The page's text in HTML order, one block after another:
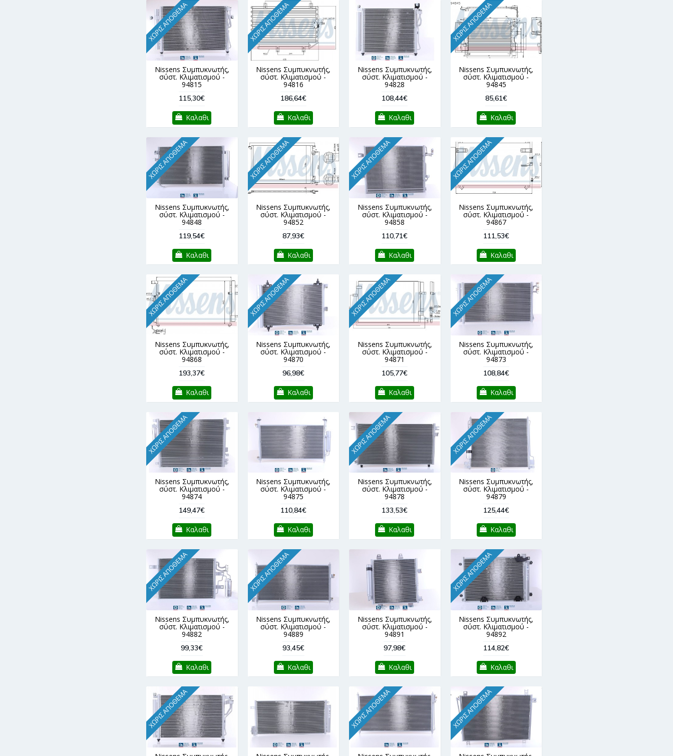
ΧΩΡΊΣ ΑΠΌΘΕΜΑ
Nissens Συμπυκνωτής,
σύστ. Κλιματισμού -
94815
115,30€
Καλαθι
ΧΩΡΊΣ ΑΠΌΘΕΜΑ
Nissens Συμπυκνωτής,
σύστ. Κλιματισμού -
94816
186,64€
Καλαθι
Nissens Συμπυκνωτής,
σύστ. Κλιματισμού -
94828
108,44€
Καλαθι
ΧΩΡΊΣ ΑΠΌΘΕΜΑ
Nissens Συμπυκνωτής,
σύστ. Κλιματισμού -
94845
85,61€
Καλαθι
ΧΩΡΊΣ ΑΠΌΘΕΜΑ
Nissens Συμπυκνωτής,
σύστ. Κλιματισμού -
94848
119,54€
Καλαθι
ΧΩΡΊΣ ΑΠΌΘΕΜΑ
Nissens Συμπυκνωτής,
σύστ. Κλιματισμού -
94852
87,93€
Καλαθι
ΧΩΡΊΣ ΑΠΌΘΕΜΑ
Nissens Συμπυκνωτής,
σύστ. Κλιματισμού -
94858
110,71€
Καλαθι
ΧΩΡΊΣ ΑΠΌΘΕΜΑ
Nissens Συμπυκνωτής,
σύστ. Κλιματισμού -
94867
111,53€
Καλαθι
ΧΩΡΊΣ ΑΠΌΘΕΜΑ
Nissens Συμπυκνωτής,
σύστ. Κλιματισμού -
94868
193,37€
Καλαθι
ΧΩΡΊΣ ΑΠΌΘΕΜΑ
Nissens Συμπυκνωτής,
σύστ. Κλιματισμού -
94870
96,98€
Καλαθι
ΧΩΡΊΣ ΑΠΌΘΕΜΑ
Nissens Συμπυκνωτής,
σύστ. Κλιματισμού -
94871
105,77€
Καλαθι
ΧΩΡΊΣ ΑΠΌΘΕΜΑ
Nissens Συμπυκνωτής,
σύστ. Κλιματισμού -
94873
108,84€
Καλαθι
ΧΩΡΊΣ ΑΠΌΘΕΜΑ
Nissens Συμπυκνωτής,
σύστ. Κλιματισμού -
94874
149,47€
Καλαθι
Nissens Συμπυκνωτής,
σύστ. Κλιματισμού -
94875
110,84€
Καλαθι
ΧΩΡΊΣ ΑΠΌΘΕΜΑ
Nissens Συμπυκνωτής,
σύστ. Κλιματισμού -
94878
133,53€
Καλαθι
ΧΩΡΊΣ ΑΠΌΘΕΜΑ
Nissens Συμπυκνωτής,
σύστ. Κλιματισμού -
94879
125,44€
Καλαθι
ΧΩΡΊΣ ΑΠΌΘΕΜΑ
Nissens Συμπυκνωτής,
σύστ. Κλιματισμού -
94882
99,33€
Καλαθι
ΧΩΡΊΣ ΑΠΌΘΕΜΑ
Nissens Συμπυκνωτής,
σύστ. Κλιματισμού -
94889
93,45€
Καλαθι
Nissens Συμπυκνωτής,
σύστ. Κλιματισμού -
94891
97,98€
Καλαθι
ΧΩΡΊΣ ΑΠΌΘΕΜΑ
Nissens Συμπυκνωτής,
σύστ. Κλιματισμού -
94892
114,82€
Καλαθι
ΧΩΡΊΣ ΑΠΌΘΕΜΑ ΧΩΡΊΣ ΑΠΌΘΕΜΑ ΧΩΡΊΣ ΑΠΌΘΕΜΑ